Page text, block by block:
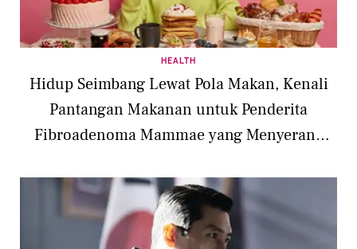
HEALTH
Hidup Seimbang Lewat Pola Makan, Kenali
Pantangan Makanan untuk Penderita
Fibroadenoma Mammae yang Menyerang